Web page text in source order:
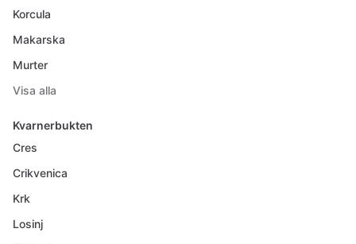
Korcula
Makarska
Murter
Visa alla
Kvarnerbukten
Cres
Crikvenica
Krk
Losinj